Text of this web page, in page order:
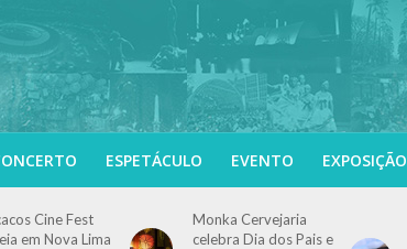
ESPETÁCULO EVENTO EXPOSIÇÃO
Cine Fest
em Nova Lima
Monka Cervejaria
celebra Dia dos Pais e